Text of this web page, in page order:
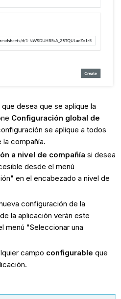
que desea que se aplique la
Configuración global de
se aplique a todos
compañía.
a nivel de compañía si desea
desde el menú
en el encabezado a nivel de
configuración de la
la aplicación verán este
menú "Seleccionar una
campo configurable que